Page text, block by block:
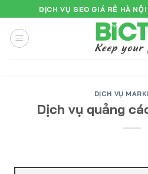
to
content
DỊCH VỤ SEO GIÁ RẺ HÀ
DỊCH VỤ
Dịch vụ quảng